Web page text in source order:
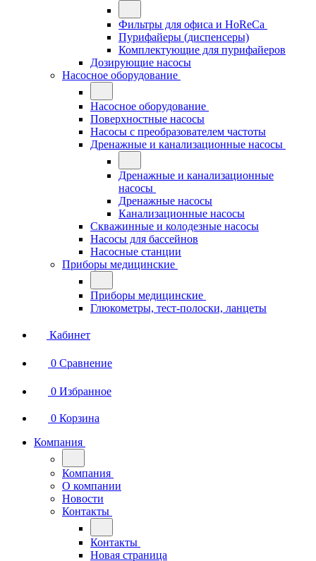
Фильтры для офиса и HoReCa
Пурифайеры (диспенсеры)
Комплектующие для пурифайеров
Дозирующие насосы
Насосное оборудование
Насосное оборудование
Поверхностные насосы
Насосы с преобразователем частоты
Дренажные и канализационные насосы
Дренажные и канализационные
насосы
Дренажные насосы
Канализационные насосы
Скважинные и колодезные насосы
Насосы для бассейнов
Насосные станции
Приборы медицинские
Приборы медицинские
Глюкометры, тест-полоски, ланцеты
Кабинет
0 Сравнение
0 Избранное
0 Корзина
Компания
Компания
О компании
Новости
Контакты
Контакты
Новая страница